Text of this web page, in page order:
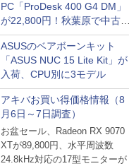
PC「ProDesk 400 G4 DM」
が22,800円！秋葉原で中古
PCセール
ASUSのベアボーンキット
「ASUS NUC 15 Lite Kit」が
入荷、CPU別に3モデル
アキバお買い得価格情報（8
月6日～7日調査）
お盆セール、Radeon RX 9070
XTが89,800円、水平周波数
24.8kHz対応の17型モニターが